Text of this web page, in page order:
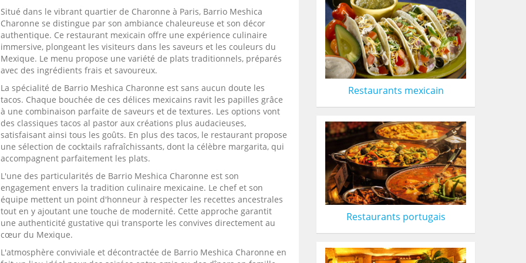
Situé dans le vibrant quartier de Charonne à Paris, Barrio Meshica
Charonne se distingue par son ambiance chaleureuse et son décor
authentique. Ce restaurant mexicain offre une expérience culinaire
immersive, plongeant les visiteurs dans les saveurs et les couleurs du
Mexique. Le menu propose une variété de plats traditionnels, préparés
avec des ingrédients frais et savoureux.
La spécialité de Barrio Meshica Charonne est sans aucun doute les
tacos. Chaque bouchée de ces délices mexicains ravit les papilles grâce
à une combinaison parfaite de saveurs et de textures. Les options vont
des classiques tacos al pastor aux créations plus audacieuses,
satisfaisant ainsi tous les goûts. En plus des tacos, le restaurant propose
une sélection de cocktails rafraîchissants, dont la célèbre margarita, qui
accompagnent parfaitement les plats.
L'une des particularités de Barrio Meshica Charonne est son
engagement envers la tradition culinaire mexicaine. Le chef et son
équipe mettent un point d'honneur à respecter les recettes ancestrales
tout en y ajoutant une touche de modernité. Cette approche garantit
une authenticité gustative qui transporte les convives directement au
cœur du Mexique.
L'atmosphère conviviale et décontractée de Barrio Meshica Charonne en
Restaurants mexicain
Restaurants portugais